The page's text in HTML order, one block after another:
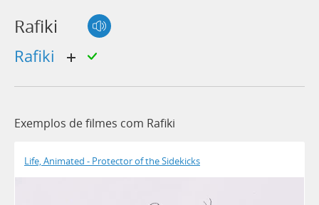
Rafiki
rafiki
Exemplos de filmes com Rafiki
Life, Animated - Protector of the Sidekicks